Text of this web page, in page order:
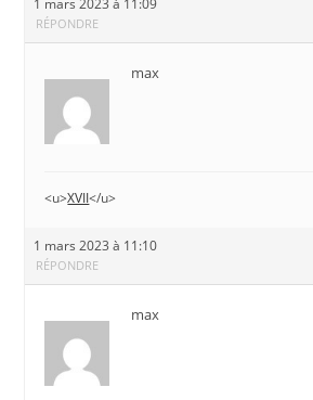
1 mars 2023 à 11:09
RÉPONDRE
max
<u>XVII</u>
1 mars 2023 à 11:10
RÉPONDRE
max